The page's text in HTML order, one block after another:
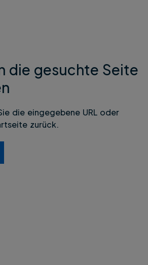
die gesuchte Seite
die eingegebene URL oder
zurück.